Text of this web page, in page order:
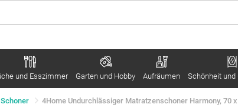
und Esszimmer Garten und Hobby Aufräumen Schönheit und
4Home Undurchlässiger Matratzenschoner Harmony, 70